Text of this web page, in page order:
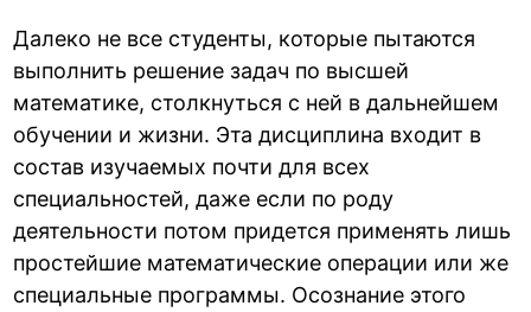
Далеко не все студенты, которые пытаются
выполнить решение задач по высшей
математике, столкнуться с ней в дальнейшем
обучении и жизни. Эта дисциплина входит в
состав изучаемых почти для всех
специальностей, даже если по роду
деятельности потом придется применять лишь
простейшие математические операции или же
специальные программы. Осознание этого